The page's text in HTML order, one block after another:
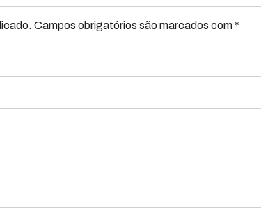
Campos obrigatórios são marcados com *